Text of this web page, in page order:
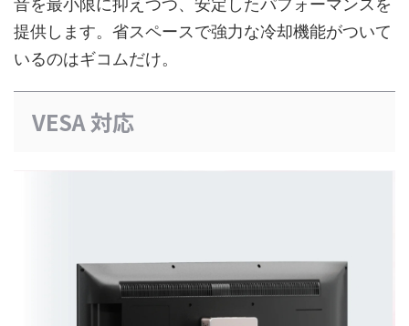
音を最小限に抑えつつ、安定したパフォーマンスを
提供します。省スペースで強力な冷却機能がついて
いるのはギコムだけ。
VESA 対応